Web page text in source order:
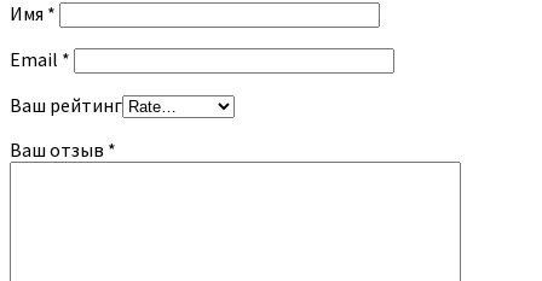
Имя *
Email *
Ваш рейтинг
Ваш отзыв *